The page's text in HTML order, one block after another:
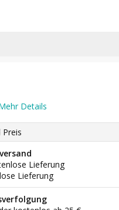
Details
Preis
Lieferung
Lieferung